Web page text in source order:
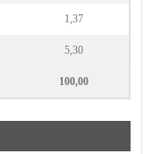
1,37
5,30
100,00